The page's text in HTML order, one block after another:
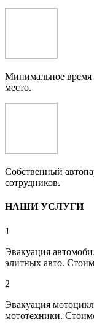
Минимальное время
место.
Собственный
сотрудников.
НАШИ УСЛУГИ
1
Эвакуация
элитных авто.
2
Эвакуация
мототехники.